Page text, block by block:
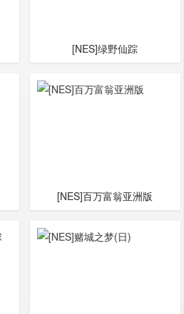
[NES]绿野仙踪
[NES]百万富翁亚洲版